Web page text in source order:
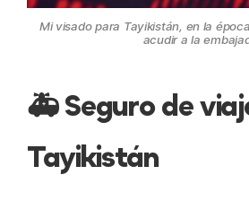
Mi visado para Tayikistán, en la
acudir a la
🚑 Seguro de
Tayikistán